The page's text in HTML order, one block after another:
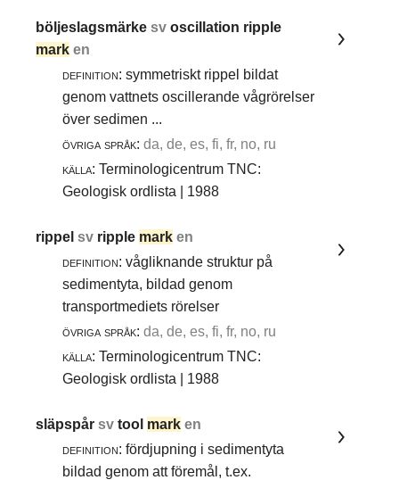
böljeslagsmärkesvoscillation ripple
mark en
definition: symmetriskt rippel bildat
genom vattnets oscillerande vågrörelser
över sedimen ...
övriga språk: da, de, es, fi, fr, no, ru
källa: Terminologicentrum TNC:
Geologisk ordlista | 1988
rippelsv ripple mark en
definition: vågliknande struktur på
sedimentyta, bildad genom
transportmediets rörelser
övriga språk: da, de, es, fi, fr, no, ru
källa: Terminologicentrum TNC:
Geologisk ordlista | 1988
släpspårsvtool mark en
definition: fördjupning i sedimentyta
bildad genom att föremål, t.ex.